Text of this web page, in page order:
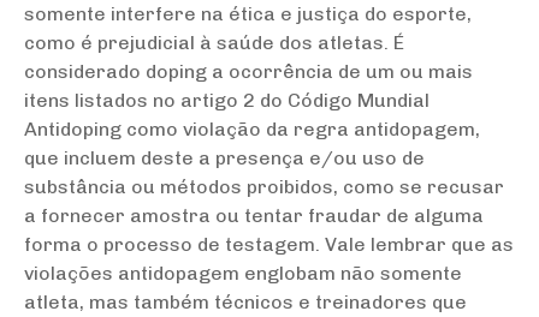
somente interfere na ética e justiça do esporte,
como é prejudicial à saúde dos atletas. É
considerado doping a ocorrência de um ou mais
itens listados no artigo 2 do Código Mundial
Antidoping como violação da regra antidopagem,
que incluem deste a presença e/ou uso de
substância ou métodos proibidos, como se recusar
a fornecer amostra ou tentar fraudar de alguma
forma o processo de testagem. Vale lembrar que as
violações antidopagem englobam não somente
atleta, mas também técnicos e treinadores que